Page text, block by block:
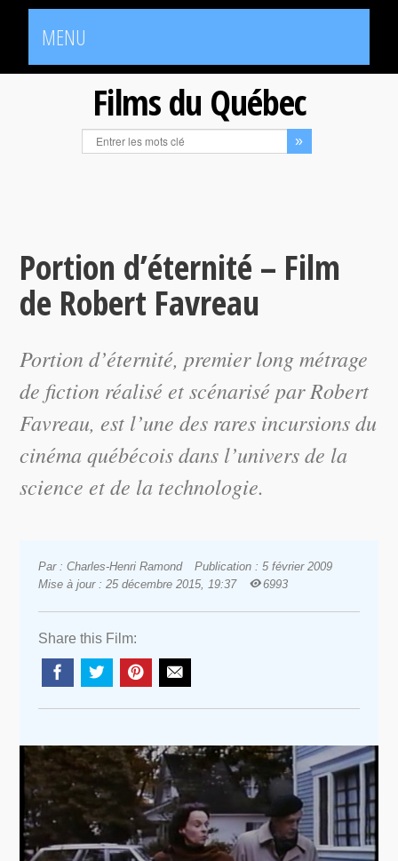
MENU
Films du Québec
Portion d’éternité – Film
de Robert Favreau
Portion d’éternité, premier long métrage
de fiction réalisé et scénarisé par Robert
Favreau, est l’une des rares incursions du
cinéma québécois dans l’univers de la
science et de la technologie.
Par : Charles-Henri Ramond
Publication : 5 février 2009
Mise à jour : 25 décembre 2015, 19:37
6993
Share this Film: